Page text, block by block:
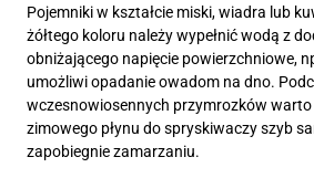
Pojemniki w kształcie miski, wiadra lub
żółtego koloru należy wypełnić wodą z
obniżającego napięcie powierzchniowe,
umożliwi opadanie owadom na dno.
wczesnowiosennych przymrozków
zimowego płynu do spryskiwaczy szyb
zapobiegnie zamarzaniu.